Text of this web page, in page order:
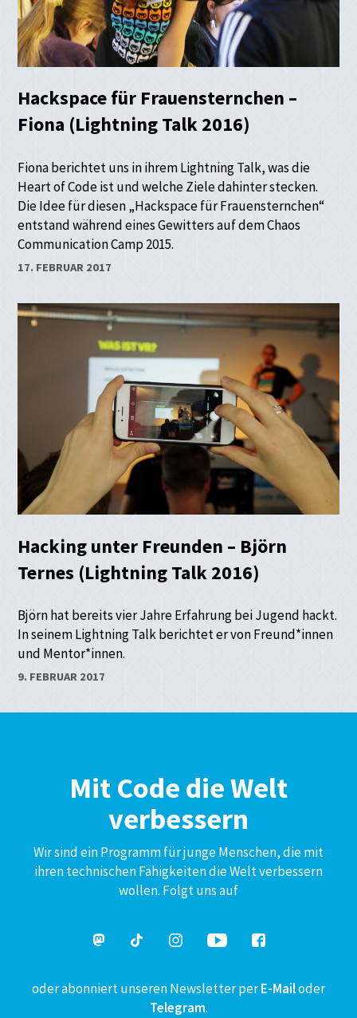
Hackspace für Frauensternchen –
Fiona (Lightning Talk 2016)
Fiona berichtet uns in ihrem Lightning Talk, was die
Heart of Code ist und welche Ziele dahinter stecken.
Die Idee für diesen „Hackspace für Frauensternchen“
entstand während eines Gewitters auf dem Chaos
Communication Camp 2015.
17. FEBRUAR 2017
Hacking unter Freunden – Björn
Ternes (Lightning Talk 2016)
Björn hat bereits vier Jahre Erfahrung bei Jugend hackt.
In seinem Lightning Talk berichtet er von Freund*innen
und Mentor*innen.
9. FEBRUAR 2017
Mit Code die Welt
verbessern
Wir sind ein Programm für junge Menschen, die mit
ihren technischen Fähigkeiten die Welt verbessern
wollen. Folgt uns auf
oder abonniert unseren Newsletter perE-Mailoder
Telegram.